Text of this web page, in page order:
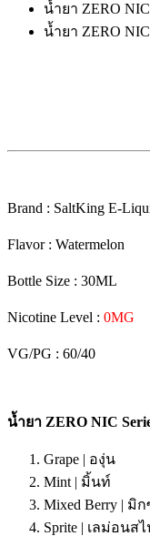
น้ำยา ZERO
น้ำยา ZERO
Brand : SaltKing E-
Flavor : Watermelon
Bottle Size : 30ML
Nicotine Level : 0MG
VG/PG : 60/40
น้ำยา ZERO NIC
Grape | องุ่น
Mint | มิ้นท์
Mixed Berry | มิ
Sprite | เลม่อนส